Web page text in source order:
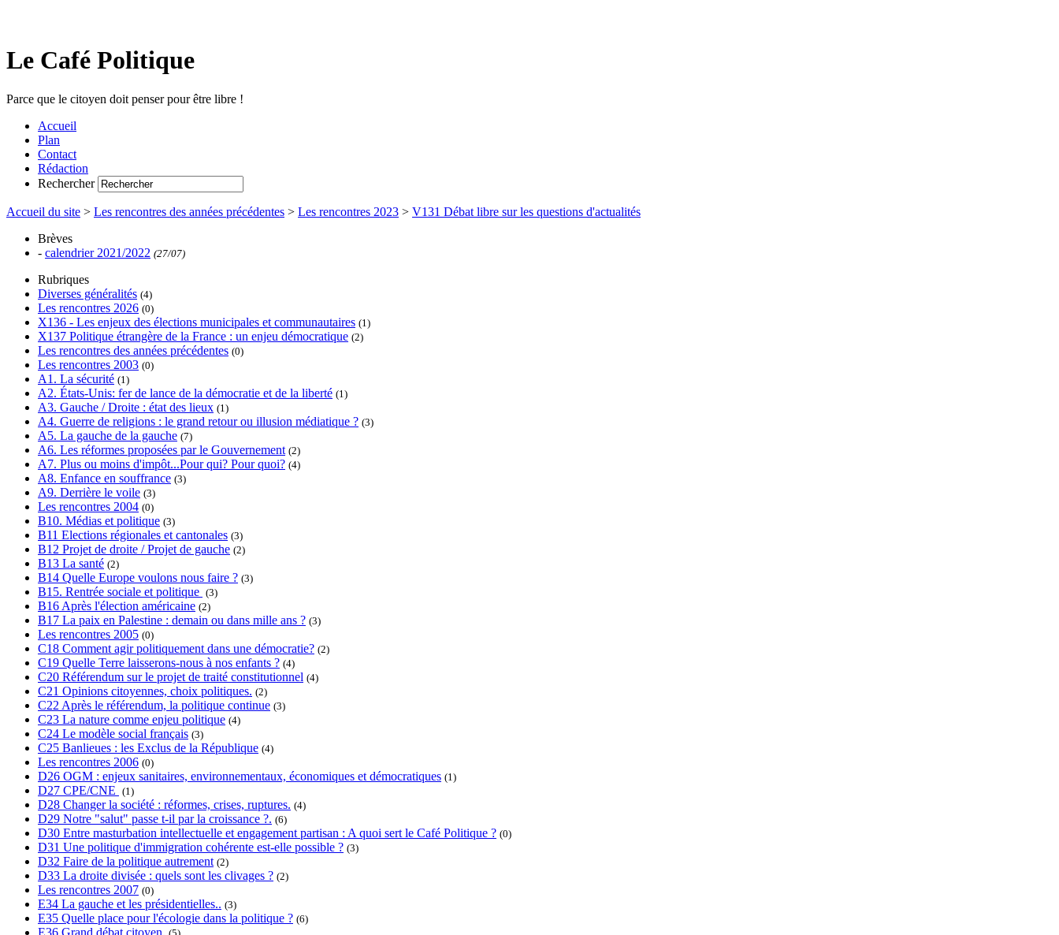
Le Café Politique
Parce que le citoyen doit penser pour être libre !
Accueil
Plan
Contact
Rédaction
Rechercher
Accueil du site > Les rencontres des années précédentes > Les rencontres 2023 > V131 Débat libre sur les questions d'actualités
Brèves
- calendrier 2021/2022 (27/07)
Rubriques
Diverses généralités (4)
Les rencontres 2026 (0)
X136 - Les enjeux des élections municipales et communautaires (1)
X137 Politique étrangère de la France : un enjeu démocratique (2)
Les rencontres des années précédentes (0)
Les rencontres 2003 (0)
A1. La sécurité (1)
A2. États-Unis: fer de lance de la démocratie et de la liberté (1)
A3. Gauche / Droite : état des lieux (1)
A4. Guerre de religions : le grand retour ou illusion médiatique ? (3)
A5. La gauche de la gauche (7)
A6. Les réformes proposées par le Gouvernement (2)
A7. Plus ou moins d'impôt...Pour qui? Pour quoi? (4)
A8. Enfance en souffrance (3)
A9. Derrière le voile (3)
Les rencontres 2004 (0)
B10. Médias et politique (3)
B11 Elections régionales et cantonales (3)
B12 Projet de droite / Projet de gauche (2)
B13 La santé (2)
B14 Quelle Europe voulons nous faire ? (3)
B15. Rentrée sociale et politique (3)
B16 Après l'élection américaine (2)
B17 La paix en Palestine : demain ou dans mille ans ? (3)
Les rencontres 2005 (0)
C18 Comment agir politiquement dans une démocratie? (2)
C19 Quelle Terre laisserons-nous à nos enfants ? (4)
C20 Référendum sur le projet de traité constitutionnel (4)
C21 Opinions citoyennes, choix politiques. (2)
C22 Après le référendum, la politique continue (3)
C23 La nature comme enjeu politique (4)
C24 Le modèle social français (3)
C25 Banlieues : les Exclus de la République (4)
Les rencontres 2006 (0)
D26 OGM : enjeux sanitaires, environnementaux, économiques et démocratiques (1)
D27 CPE/CNE (1)
D28 Changer la société : réformes, crises, ruptures. (4)
D29 Notre "salut" passe t-il par la croissance ?. (6)
D30 Entre masturbation intellectuelle et engagement partisan : A quoi sert le Café Politique ? (0)
D31 Une politique d'immigration cohérente est-elle possible ? (3)
D32 Faire de la politique autrement (2)
D33 La droite divisée : quels sont les clivages ? (2)
Les rencontres 2007 (0)
E34 La gauche et les présidentielles.. (3)
E35 Quelle place pour l'écologie dans la politique ? (6)
E36 Grand débat citoyen.